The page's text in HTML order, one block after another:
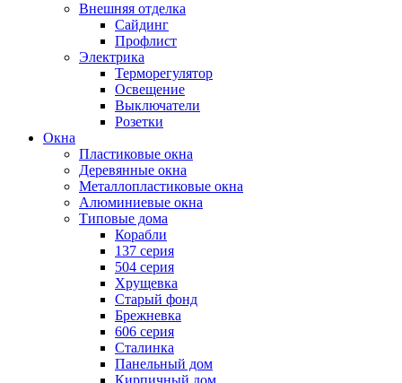
Внешняя отделка
Сайдинг
Профлист
Электрика
Терморегулятор
Освещение
Выключатели
Розетки
Окна
Пластиковые окна
Деревянные окна
Металлопластиковые окна
Алюминиевые окна
Типовые дома
Корабли
137 серия
504 серия
Хрущевка
Старый фонд
Брежневка
606 серия
Сталинка
Панельный дом
Кирпичный дом